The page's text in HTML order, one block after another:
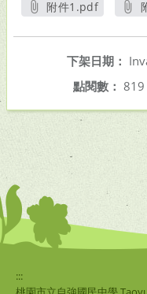
附件1.pdf
下架日期：
點閱數： 819
:::